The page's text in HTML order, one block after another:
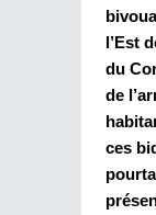
l’Est
du
de
ces